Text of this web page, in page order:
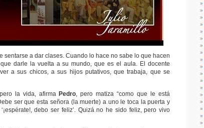
sentarse a dar clases. Cuando lo hace no sabe lo que hacen
darle la vuelta a su mundo, que es el aula. El docente
a sus chicos, a sus hijos putativos, que trabaja, que se
la vida, afirma Pedro, pero matiza “como que le está
ser que esta señora (la muerte) a uno le toca la puerta y
debo ser feliz’. Quizá no he sido feliz, pero vivo